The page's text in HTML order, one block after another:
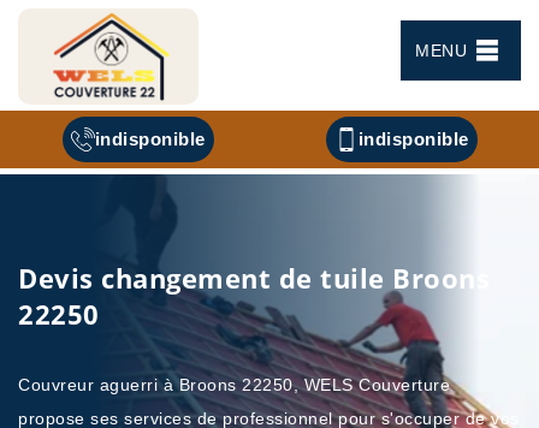
MENU
indisponible indisponible
Devis changement de tuile Broons
22250
Couvreur aguerri à Broons 22250, WELS Couverture
propose ses services de professionnel pour s'occuper de vos